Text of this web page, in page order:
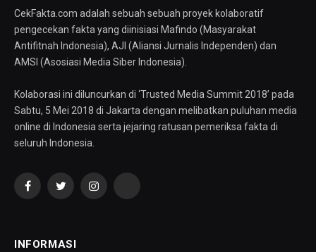
CekFakta.com adalah sebuah sebuah proyek kolaboratif
pengecekan fakta yang diinisiasi Mafindo (Masyarakat
Antifitnah Indonesia), AJI (Aliansi Jurnalis Independen) dan
AMSI (Asosiasi Media Siber Indonesia).
Kolaborasi ini diluncurkan di ‘Trusted Media Summit 2018’ pada
Sabtu, 5 Mei 2018 di Jakarta dengan melibatkan puluhan media
online di Indonesia serta jejaring ratusan pemeriksa fakta di
seluruh Indonesia.
FacebookTwitterInstagramYouTube
INFORMASI